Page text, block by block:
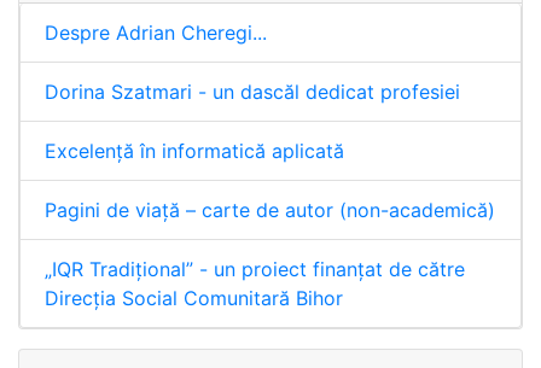
Despre Adrian Cheregi...
Dorina Szatmari - un dascăl dedicat profesiei
Excelență în informatică aplicată
Pagini de viață – carte de autor (non-academică)
„IQR Tradiţional” - un proiect finanţat de către
Direcţia Social Comunitară Bihor